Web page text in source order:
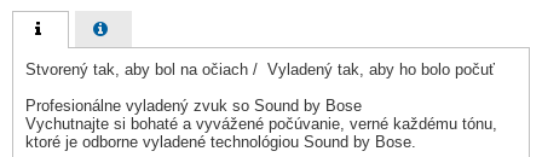
Stvorený tak, aby bol na očiach / Vyladený tak, aby ho bolo počuť
Profesionálne vyladený zvuk so Sound by Bose
Vychutnajte si bohaté a vyvážené počúvanie, verné každému tónu,
ktoré je odborne vyladené technológiou Sound by Bose.